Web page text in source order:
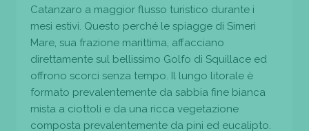
Catanzaro a maggior flusso turistico durante i
mesi estivi. Questo perché le spiagge di Simeri
Mare, sua frazione marittima, affacciano
direttamente sul bellissimo Golfo di Squillace ed
offrono scorci senza tempo. Il lungo litorale è
formato prevalentemente da sabbia fine bianca
mista a ciottoli e da una ricca vegetazione
composta prevalentemente da pini ed eucalipto.